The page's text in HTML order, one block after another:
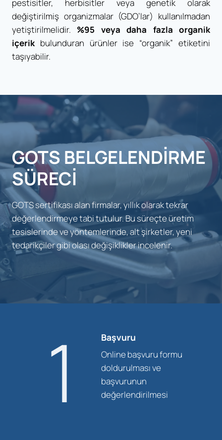
pestisitler, herbisitler veya genetik olarak
değiştirilmiş organizmalar (GDO’lar) kullanılmadan
yetiştirilmelidir. %95 veya daha fazla organik
içerikbulunduran ürünler ise “organik” etiketini
taşıyabilir.
GOTS BELGELENDIRME
SÜRECI
GOTS sertifikası alan firmalar, yıllık olarak tekrar
değerlendirmeye tabi tutulur. Bu süreçte üretim
tesislerinde ve yöntemlerinde, alt şirketler, yeni
tedarikçiler gibi olası değişiklikler incelenir.
1 Başvuru
Online başvuru formu
doldurulması ve
başvurunun
değerlendirilmesi